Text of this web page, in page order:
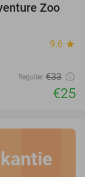
24%
Zoo
9.6 star
Regulier €33
€25